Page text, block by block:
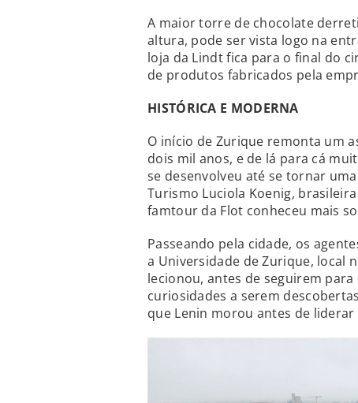
A maior torre de chocolate
altura, pode ser vista logo na
loja da Lindt fica para o final do
de produtos fabricados pela
HISTÓRICA E MODERNA
O início de Zurique remonta um
dois mil anos, e de lá para cá
se desenvolveu até se tornar
Turismo Luciola Koenig,
famtour da Flot conheceu mais
Passeando pela cidade, os
a Universidade de Zurique, local
lecionou, antes de seguirem
curiosidades a serem
que Lenin morou antes de liderar